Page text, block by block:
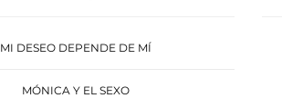
MI DESEO DEPENDE DE MÍ
MÓNICA Y EL SEXO